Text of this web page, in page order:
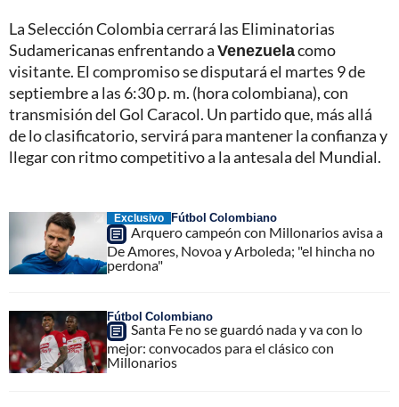
La Selección Colombia cerrará las Eliminatorias
Sudamericanas enfrentando aVenezuelacomo
visitante. El compromiso se disputará el martes 9 de
septiembre a las 6:30 p. m. (hora colombiana), con
transmisión del Gol Caracol. Un partido que, más allá
de lo clasificatorio, servirá para mantener la confianza y
llegar con ritmo competitivo a la antesala del Mundial.
Exclusivo Fútbol Colombiano
Arquero campeón con Millonarios avisa a
De Amores, Novoa y Arboleda; "el hincha no
perdona"
Fútbol Colombiano
Santa Fe no se guardó nada y va con lo
mejor: convocados para el clásico con
Millonarios